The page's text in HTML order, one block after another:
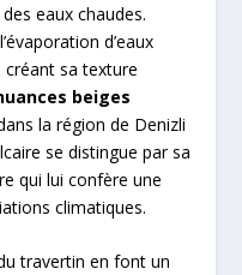
eaux chaudes.
d’eaux
créant sa texture
beiges
la région de Denizli
se distingue par sa
qui lui confère une
climatiques.
travertin en font un